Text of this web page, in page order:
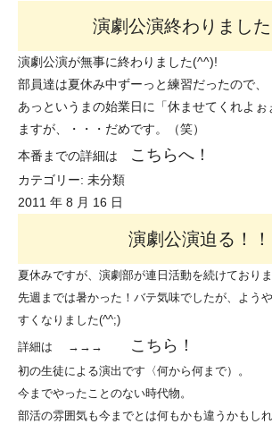
演劇公演終わりました
演劇公演が無事に終わりました(^^)!
部員達は夏休み中ずーっと練習だったので、
あっというまの始業日に「休ませてくれよ
ますが、・・・だめです。（笑）
本番までの詳細は
こちらへ！
カテゴリー: 未分類
2011 年 8 月 16 日
演劇公演迫る！！
夏休みですが、演劇部が連日活動を続けておりま
先週までは暑かった！バテ気味でしたが、よう
すくなりました(^^;)
詳細は →→→
こちら ！
初の生徒による演出です〈何から何まで）。
今までやったことのない時代物。
部活の雰囲気も今までとは何もかも違うかもしれ